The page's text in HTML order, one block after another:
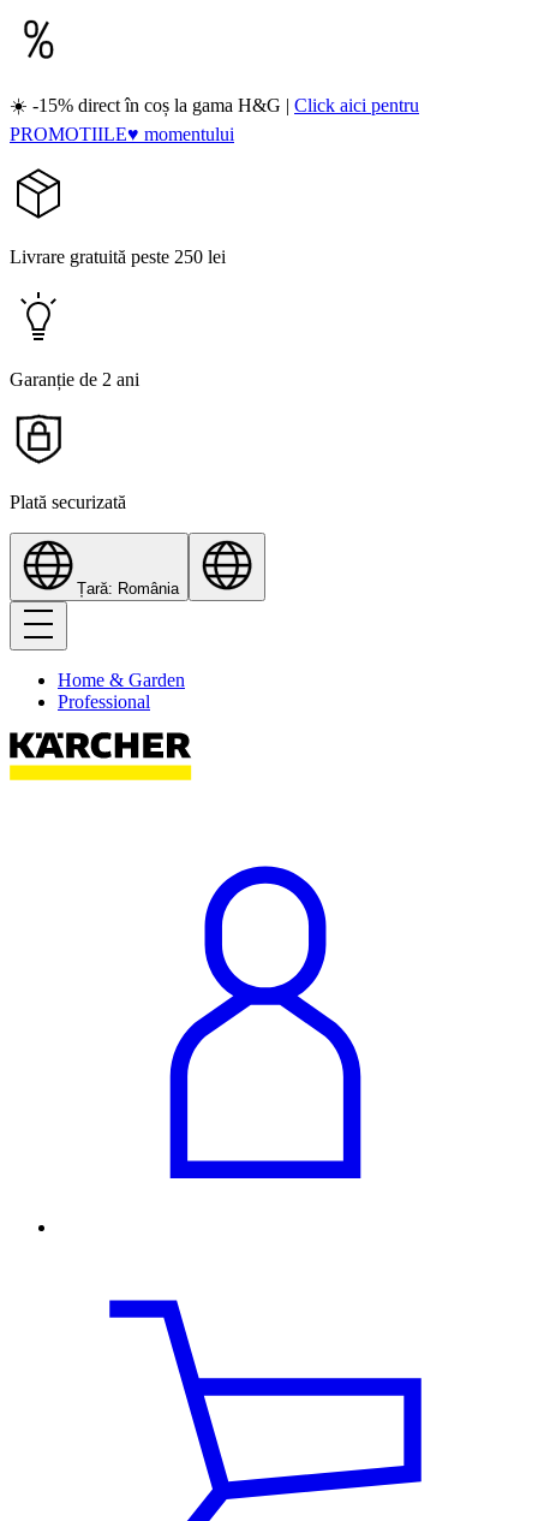
☀️ -15% direct în coș la gama H&G | Click aici pentru
PROMOTIILE♥ momentului
Livrare gratuită peste 250 lei
Garanție de 2 ani
Plată securizată
Țară: România
Home & Garden
Professional